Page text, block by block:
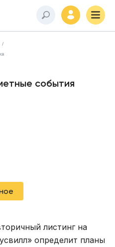
события
листинг на
определит планы